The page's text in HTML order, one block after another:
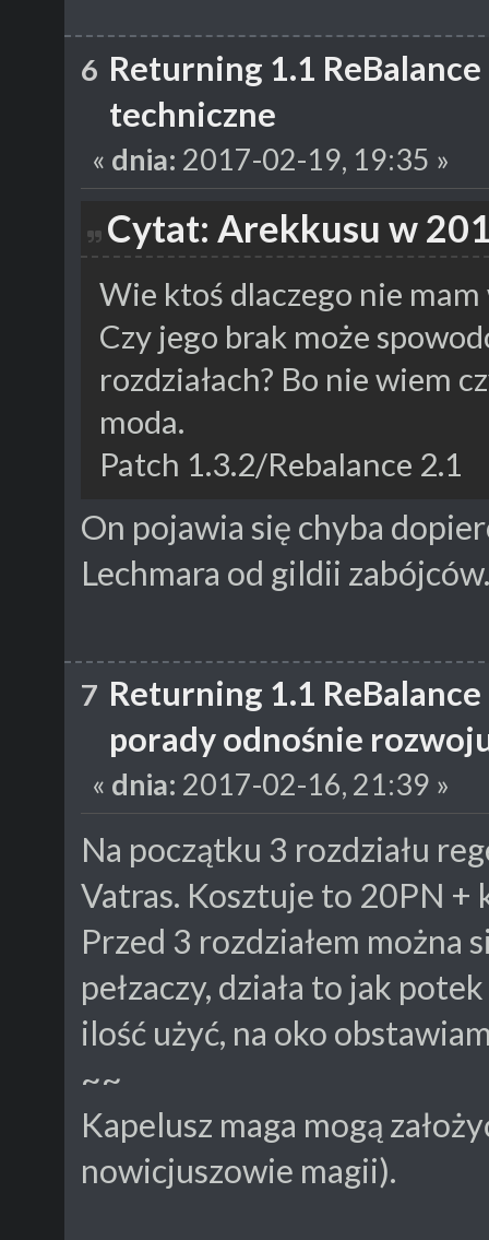
6 Returning 1.1
techniczne
« dnia: 2017-02-19, 19:35 »
Cytat: Arekkusu w
Wie ktoś dlaczego nie
Czy jego brak może
rozdziałach? Bo nie wiem
moda.
Patch 1.3.2/Rebalance 2.1
On pojawia się chyba
Lechmara od gildii zabójców.
7 Returning 1.1
porady odnośnie
« dnia: 2017-02-16, 21:39 »
Na początku 3 rozdziału
Vatras. Kosztuje to 20PN +
Przed 3 rozdziałem można
pełzaczy, działa to jak
ilość użyć, na oko
~~
Kapelusz maga mogą
nowicjuszowie magii).